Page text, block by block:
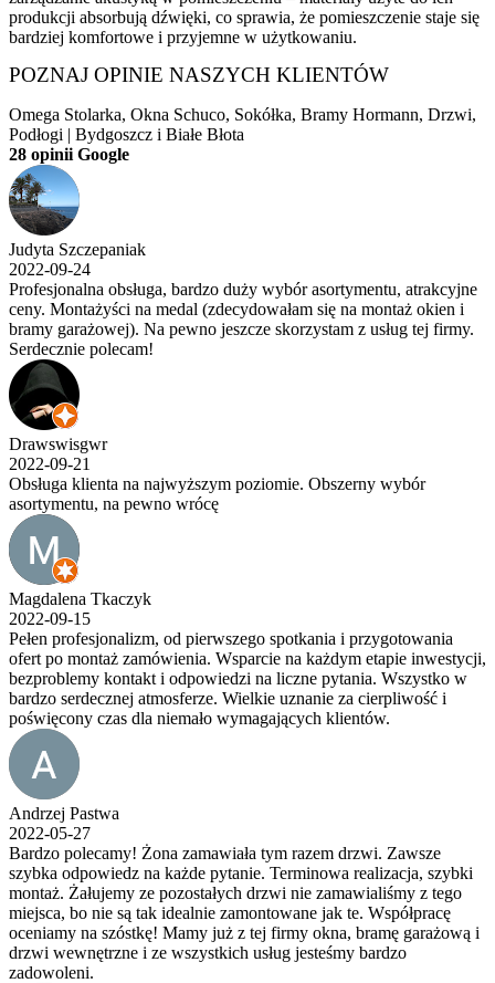
produkcji absorbują dźwięki, co sprawia, że pomieszczenie staje się
bardziej komfortowe i przyjemne w użytkowaniu.
POZNAJ OPINIE NASZYCH KLIENTÓW
Omega Stolarka, Okna Schuco, Sokółka, Bramy Hormann, Drzwi,
Podłogi | Bydgoszcz i Białe Błota
28 opinii Google
Judyta Szczepaniak
2022-09-24
Profesjonalna obsługa, bardzo duży wybór asortymentu, atrakcyjne
ceny. Montażyści na medal (zdecydowałam się na montaż okien i
bramy garażowej). Na pewno jeszcze skorzystam z usług tej firmy.
Serdecznie polecam!
Drawswisgwr
2022-09-21
Obsługa klienta na najwyższym poziomie. Obszerny wybór
asortymentu, na pewno wrócę
Magdalena Tkaczyk
2022-09-15
Pełen profesjonalizm, od pierwszego spotkania i przygotowania
ofert po montaż zamówienia. Wsparcie na każdym etapie inwestycji,
bezproblemy kontakt i odpowiedzi na liczne pytania. Wszystko w
bardzo serdecznej atmosferze. Wielkie uznanie za cierpliwość i
poświęcony czas dla niemało wymagających klientów.
Andrzej Pastwa
2022-05-27
Bardzo polecamy! Żona zamawiała tym razem drzwi. Zawsze
szybka odpowiedz na każde pytanie. Terminowa realizacja, szybki
montaż. Żałujemy ze pozostałych drzwi nie zamawialiśmy z tego
miejsca, bo nie są tak idealnie zamontowane jak te. Współpracę
oceniamy na szóstkę! Mamy już z tej firmy okna, bramę garażową i
drzwi wewnętrzne i ze wszystkich usług jesteśmy bardzo
zadowoleni.